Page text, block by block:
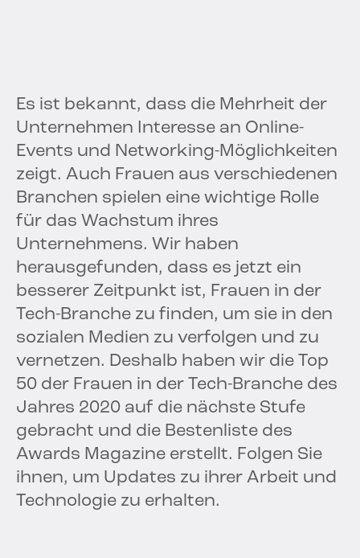
Es ist bekannt, dass die Mehrheit der
Unternehmen Interesse an Online-
Events und Networking-Möglichkeiten
zeigt. Auch Frauen aus verschiedenen
Branchen spielen eine wichtige Rolle
für das Wachstum ihres
Unternehmens. Wir haben
herausgefunden, dass es jetzt ein
besserer Zeitpunkt ist, Frauen in der
Tech-Branche zu finden, um sie in den
sozialen Medien zu verfolgen und zu
vernetzen. Deshalb haben wir die Top
50 der Frauen in der Tech-Branche des
Jahres 2020 auf die nächste Stufe
gebracht und die Bestenliste des
Awards Magazine erstellt. Folgen Sie
ihnen, um Updates zu ihrer Arbeit und
Technologie zu erhalten.